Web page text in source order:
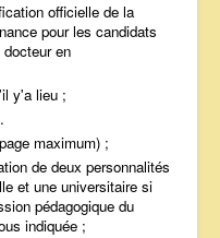
officielle de la
pour les candidats
en
y'a lieu ;
maximum) ;
de deux personnalités
et une universitaire si
pédagogique du
indiquée ;